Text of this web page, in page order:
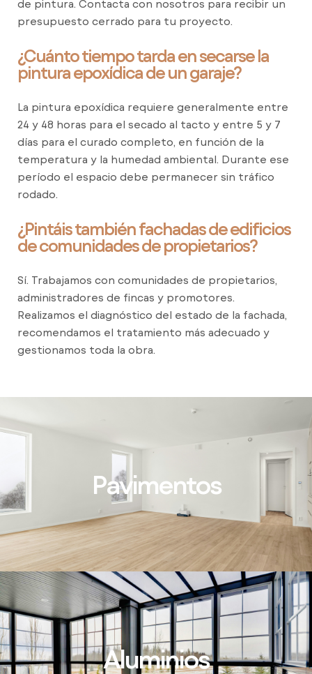
de pintura. Contacta con nosotros para recibir un
presupuesto cerrado para tu proyecto.
¿Cuánto tiempo tarda en secarse la
pintura epoxídica de un garaje?
La pintura epoxídica requiere generalmente entre
24 y 48 horas para el secado al tacto y entre 5 y 7
días para el curado completo, en función de la
temperatura y la humedad ambiental. Durante ese
período el espacio debe permanecer sin tráfico
rodado.
¿Pintáis también fachadas de edificios
de comunidades de propietarios?
Sí. Trabajamos con comunidades de propietarios,
administradores de fincas y promotores.
Realizamos el diagnóstico del estado de la fachada,
recomendamos el tratamiento más adecuado y
gestionamos toda la obra.
Pavimentos
Aluminios